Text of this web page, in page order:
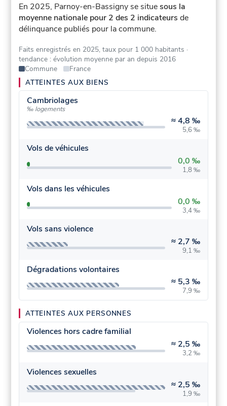
En 2025, Parnoy-en-Bassigny se situesous la
moyenne nationale pour 2 des 2 indicateurs de
délinquance publiés pour la commune.
Faits enregistrés en 2025, taux pour 1 000 habitants ·
tendance : évolution moyenne par an depuis 2016
Commune
France
ATTEINTES AUX BIENS
Cambriolages
‰ logements
≈4,8 ‰
5,6 ‰
Vols de véhicules
0,0 ‰
1,8 ‰
Vols dans les véhicules
0,0 ‰
3,4 ‰
Vols sans violence
≈ 2,7 ‰
9,1 ‰
Dégradations volontaires
≈ 5,3 ‰
7,9 ‰
ATTEINTES AUX PERSONNES
Violences hors cadre familial
≈ 2,5 ‰
3,2 ‰
Violences sexuelles
≈ 2,5 ‰
1,9 ‰